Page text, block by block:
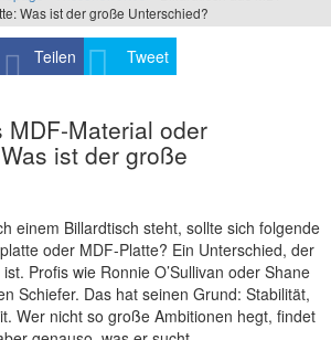
Was ist der große Unterschied?
Teilen Tweet
Material oder
ist der große
einem Billardtisch steht, sollte sich folgende
oder MDF-Platte? Ein Unterschied, der
Profis wie Ronnie O’Sullivan oder Shane
Schiefer. Das hat seinen Grund: Stabilität,
Wer nicht so große Ambitionen hegt, findet